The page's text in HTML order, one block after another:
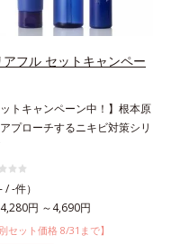
アフル セットキャンペー
ットキャンペーン中！】根本原
プローチするニキビ対策シリ
/ -件）
円 ～4,690円
別セット価格 8/31まで】